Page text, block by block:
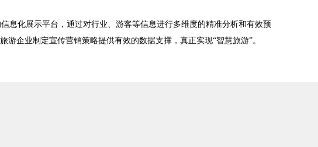
化展示平台，通过对行业、游客等信息进行多维度的精准分析和有效预
企业制定宣传营销策略提供有效的数据支撑，真正实现“智慧旅游”。